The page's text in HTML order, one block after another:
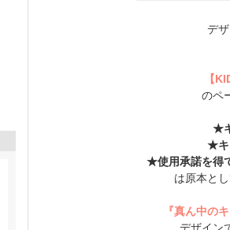
デ
【
のペ
★
★キ
★使用承諾を得
は原本と
『真ん中の